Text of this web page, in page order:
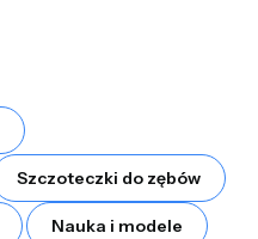
Szczoteczki do zębów
Nauka i modele